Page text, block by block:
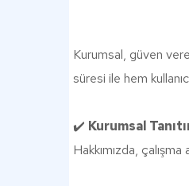
Kurumsal, güven
süresi ile hem
✔️ Kurumsal
Hakkımızda,